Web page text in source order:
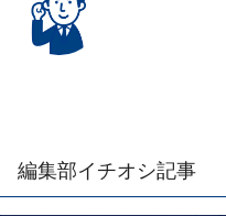
編集部イチオシ記事